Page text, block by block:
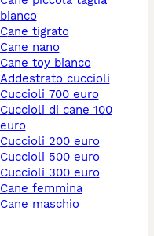
bianco
cane tigrato
cane nano
cane toy bianco
addestrato cuccioli
cuccioli 700 euro
cuccioli di cane 100
euro
cuccioli 200 euro
cuccioli 500 euro
cuccioli 300 euro
cane femmina
cane maschio